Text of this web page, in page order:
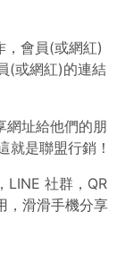
，會員(或網紅)
(或網紅)的連結
址給他們的朋
就是聯盟行銷！
LINE 社群，QR
，滑滑手機分享